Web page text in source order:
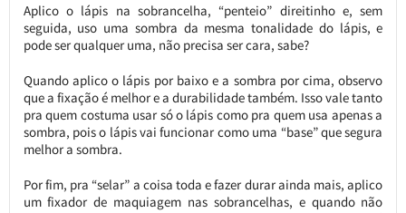
Aplico o lápis na sobrancelha, “penteio” direitinho e, sem
seguida, uso uma sombra da mesma tonalidade do lápis, e
pode ser qualquer uma, não precisa ser cara, sabe?
Quando aplico o lápis por baixo e a sombra por cima, observo
que a fixação é melhor e a durabilidade também. Isso vale tanto
pra quem costuma usar só o lápis como pra quem usa apenas a
sombra, pois o lápis vai funcionar como uma “base” que segura
melhor a sombra.
Por fim, pra “selar” a coisa toda e fazer durar ainda mais, aplico
um fixador de maquiagem nas sobrancelhas, e quando não